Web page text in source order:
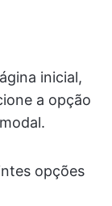
inicial,
a opção
opções